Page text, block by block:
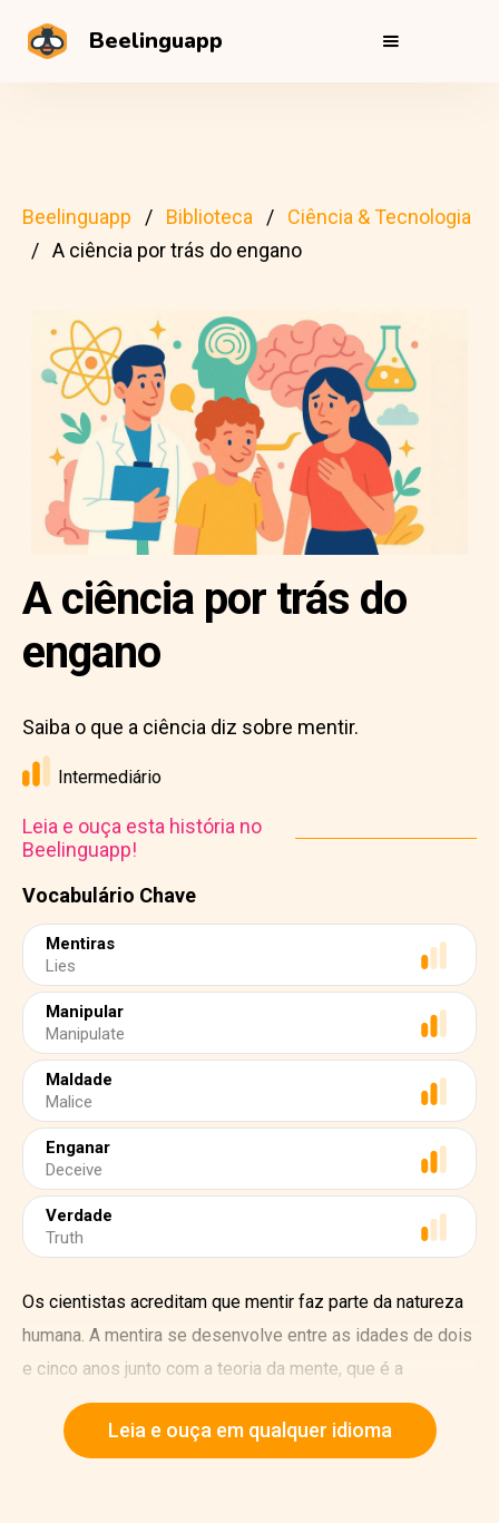
Beelinguapp
Beelinguapp Biblioteca
Ciência & Tecnologia
A ciência por trás do engano
Vocabulário Chave
Mentiras
Lies
Manipular
Manipulate
Maldade
Malice
Enganar
Deceive
Verdade
Truth
A ciência por trás do
engano
Saiba o que a ciência diz sobre mentir.
Intermediário
Leia e ouça esta história no
Beelinguapp!
Os cientistas acreditam que mentir faz parte da natureza
humana. A mentira se desenvolve entre as idades de dois
e cinco anos junto com a teoria da mente, que é a
capacidade de imaginar o que as outras pessoas estão
pensando.
Leia e ouça em qualquer idioma